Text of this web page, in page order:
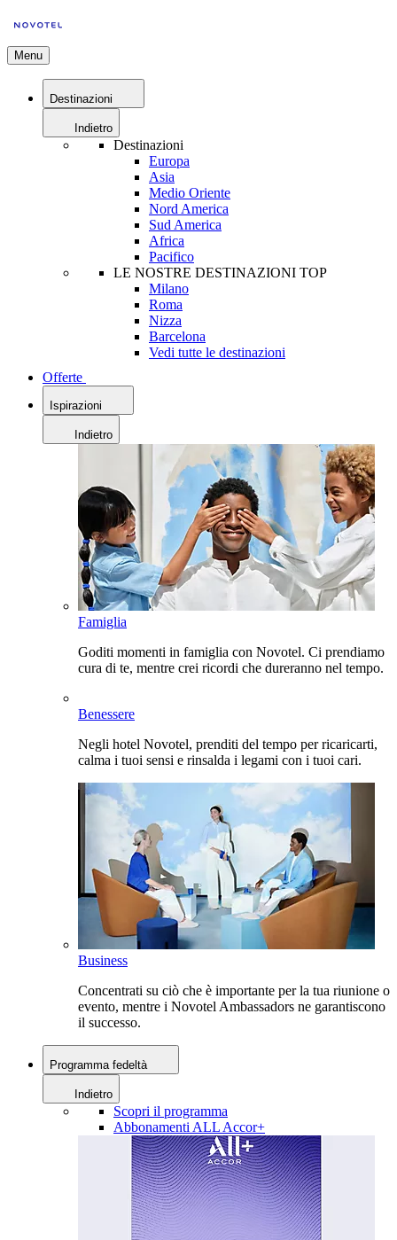
Menu
Destinazioni
Indietro
Destinazioni
Europa
Asia
Medio Oriente
Nord America
Sud America
Africa
Pacifico
LE NOSTRE DESTINAZIONI TOP
Milano
Roma
Nizza
Barcelona
Vedi tutte le destinazioni
Offerte
Ispirazioni
Indietro
Famiglia
Goditi momenti in famiglia con Novotel. Ci prendiamo
cura di te, mentre crei ricordi che dureranno nel tempo.
Benessere
Negli hotel Novotel, prenditi del tempo per ricaricarti,
calma i tuoi sensi e rinsalda i legami con i tuoi cari.
Business
Concentrati su ciò che è importante per la tua riunione o
evento, mentre i Novotel Ambassadors ne garantiscono
il successo.
Programma fedeltà
Indietro
Scopri il programma
Abbonamenti ALL Accor+